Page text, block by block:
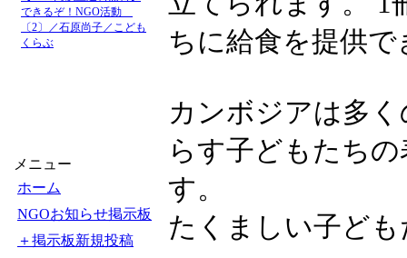
できるぞ！NGO活動
〔2〕／石原尚子／こども
くらぶ
メニュー
ホーム
NGOお知らせ掲示板
＋掲示板新規投稿
ちに給食を提供で
カンボジアは多
らす子どもたち
す。
たくましい子ど